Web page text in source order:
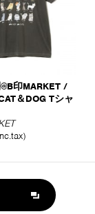
印MARKET /
＆DOG Tシャ